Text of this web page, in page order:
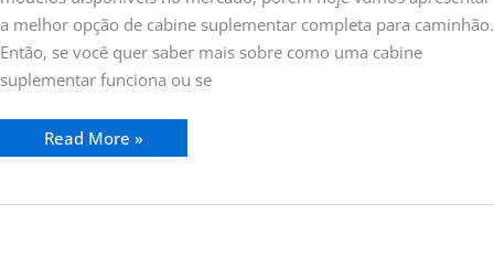
a melhor opção de cabine suplementar completa para caminhão.
Então, se você quer saber mais sobre como uma cabine
suplementar funciona ou se
Read More »